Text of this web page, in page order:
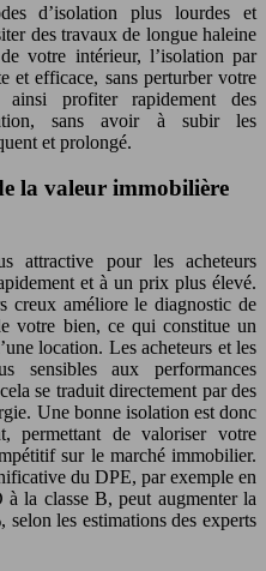
d’isolation plus lourdes et
des travaux de longue haleine
votre intérieur, l’isolation par
et efficace, sans perturber votre
profiter rapidement des
sans avoir à subir les
et prolongé.
la valeur immobilière
attractive pour les acheteurs
et à un prix plus élevé.
creux améliore le diagnostic de
votre bien, ce qui constitue un
location. Les acheteurs et les
sensibles aux performances
se traduit directement par des
Une bonne isolation est donc
permettant de valoriser votre
sur le marché immobilier.
du DPE, par exemple en
à la classe B, peut augmenter la
les estimations des experts